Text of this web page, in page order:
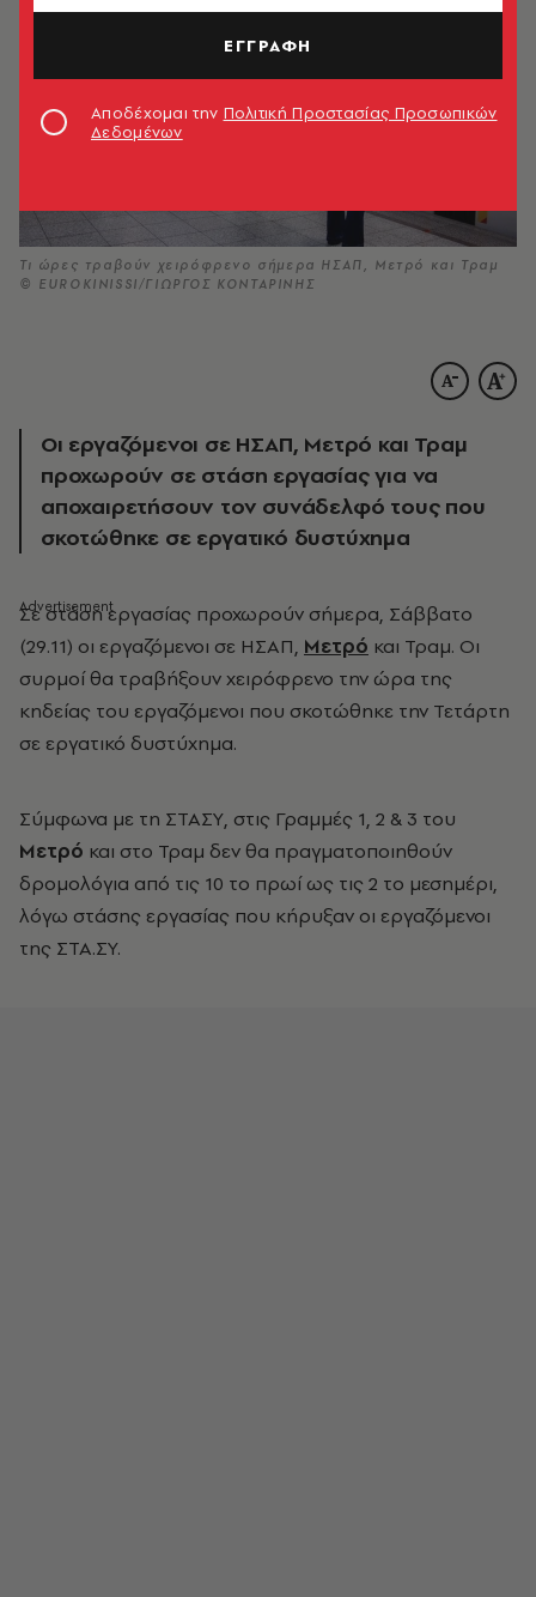
Τι ώρες τραβούν χειρόφρενο σήμερα ΗΣΑΠ, Μετρό και Τραμ
© EUROKINISSI/ΓΙΩΡΓΟΣ ΚΟΝΤΑΡΙΝΗΣ
Οι εργαζόμενοι σε ΗΣΑΠ, Μετρό και Τραμ
προχωρούν σε στάση εργασίας για να
αποχαιρετήσουν τον συνάδελφό τους που
σκοτώθηκε σε εργατικό δυστύχημα
Σε στάση εργασίας προχωρούν σήμερα, Σάββατο
(29.11) οι εργαζόμενοι σε ΗΣΑΠ, Μετρό και Τραμ. Οι
συρμοί θα τραβήξουν χειρόφρενο την ώρα της
κηδείας του εργαζόμενοι που σκοτώθηκε την Τετάρτη
σε εργατικό δυστύχημα.
Σύμφωνα με τη ΣΤΑΣΥ, στις Γραμμές 1, 2 & 3 του
Μετρό και στο Τραμ δεν θα πραγματοποιηθούν
δρομολόγια από τις 10 το πρωί ως τις 2 το μεσημέρι,
λόγω στάσης εργασίας που κήρυξαν οι εργαζόμενοι
της ΣΤΑ.ΣΥ.
ΕΓΓΡΑΦΗ
Αποδέχομαι την Πολιτική Προστασίας Προσωπικών
Δεδομένων